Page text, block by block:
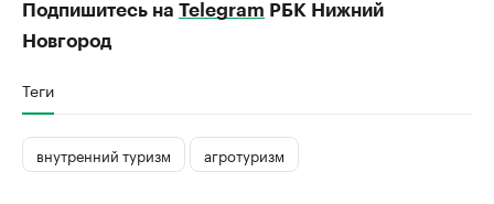
Подпишитесь на Telegram РБК Нижний
Новгород
Теги
внутренний туризм агротуризм